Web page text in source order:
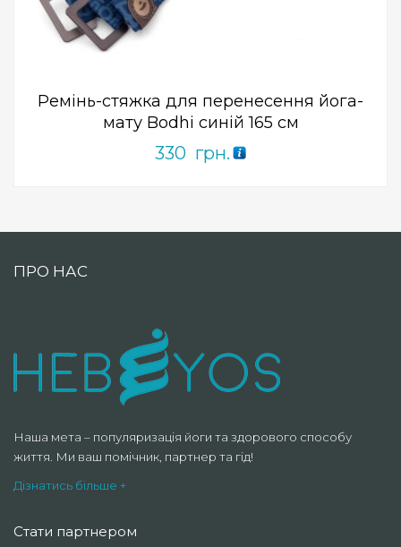
Ремінь-стяжка для перенесення йога-
мату Bodhi синій 165 см
330 грн.
0
out
of
5
ПРО НАС
Наша мета – популяризація йоги та здорового способу
життя. Ми ваш помічник, партнер та гід!
Дізнатись більше +
Стати партнером